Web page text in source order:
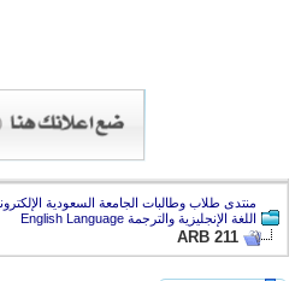
منتدى طلاب وطالبات الجامعة السعودية الإلكترونية
اللغة الإنجليزية والترجمة English Language
ARB 211